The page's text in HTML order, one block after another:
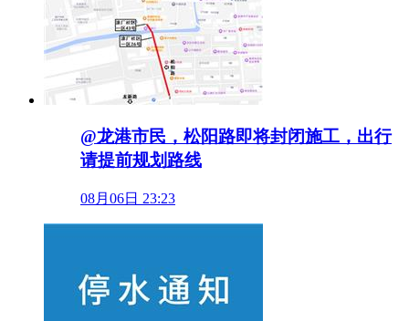
@龙港市民，松阳路即将封闭施工，出行
请提前规划路线
08月06日 23:23